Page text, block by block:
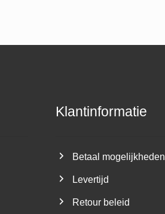
Klantinformatie
Betaal mogelijkheden
Levertijd
Retour beleid